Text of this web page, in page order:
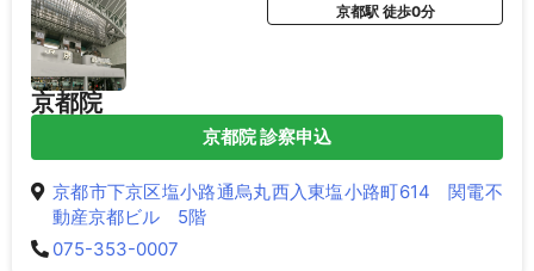
京都院
京都駅 徒歩0分
京都院 診察申込
京都市下京区塩小路通烏丸西入東塩小路町614 関電不
動産京都ビル 5階
075-353-0007